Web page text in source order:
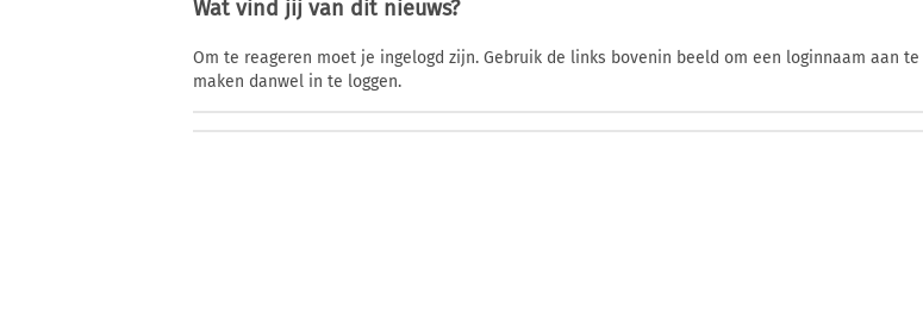
Wat vind jij van dit nieuws?
Om te reageren moet je ingelogd zijn. Gebruik de links bovenin beeld om een loginnaam aan te
maken danwel in te loggen.